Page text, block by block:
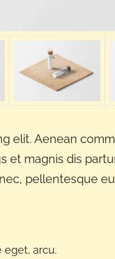
elit. Aenean
et magnis dis
pellentesque
arcu.